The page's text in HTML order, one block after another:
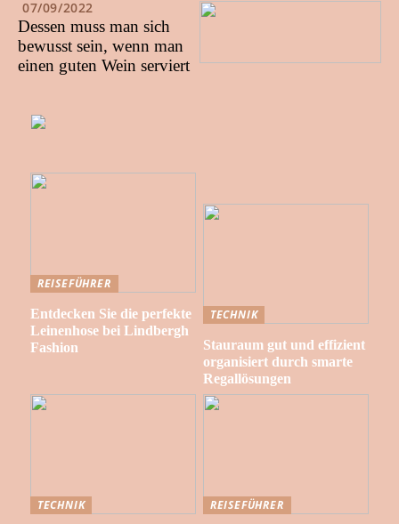
07/09/2022
Dessen muss man sich
bewusst sein, wenn man
einen guten Wein serviert
REISEFÜHRER
Entdecken Sie die perfekte
Leinenhose bei Lindbergh
Fashion
TECHNIK
Stauraum gut und effizient
organisiert durch smarte
Regallösungen
TECHNIK REISEFÜHRER